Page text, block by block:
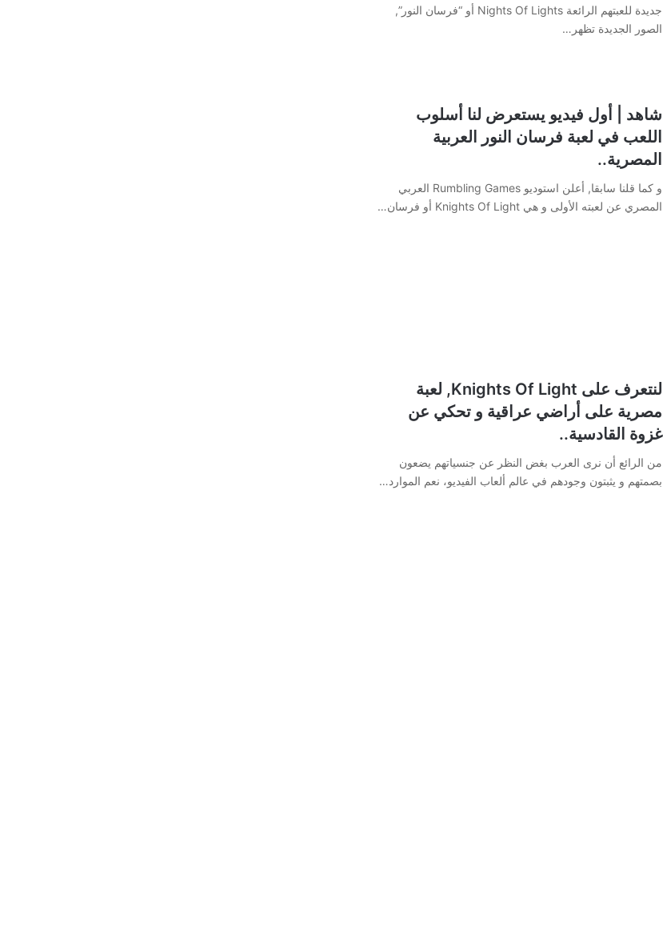
جديدة للعبتهم الرائعة Nights Of Lights أو “فرسان النور”,
الصور الجديدة تظهر…
شاهد | أول فيديو يستعرض لنا أسلوب
اللعب في لعبة فرسان النور العربية
المصرية..
و كما قلنا سابقا, أعلن استوديو Rumbling Games العربي
المصري عن لعبته الأولى و هي Knights Of Light أو فرسان…
لنتعرف على Knights Of Light, لعبة
مصرية على أراضي عراقية و تحكي عن
غزوة القادسية..
من الرائع أن نرى العرب بغض النظر عن جنسياتهم يضعون
بصمتهم و يثبتون وجودهم في عالم ألعاب الفيديو، نعم الموارد…